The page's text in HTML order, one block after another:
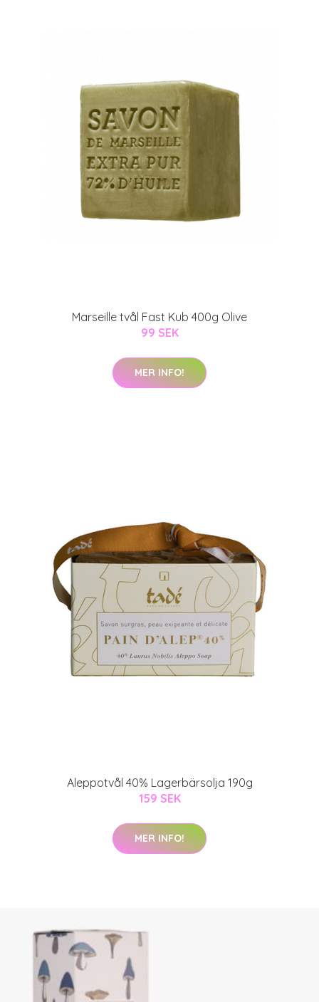
Marseille tvål Fast Kub 400g Olive
99 SEK
MER INFO!
Aleppotvål 40% Lagerbärsolja 190g
159 SEK
MER INFO!